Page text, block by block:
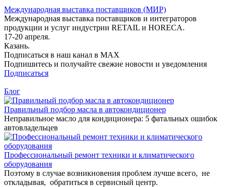
Международная выставка поставщиков (МИР)
Международная выставка поставщиков и интеграторов
продукции и услуг индустрии RETAIL и HORECA.
17-20 апреля.
Казань.
Подписаться в наш канал в MAX
Подпишитесь и получайте свежие новости и уведомления
Подписаться
Блог
Правильный подбор масла в автокондиционер
Неправильное масло для кондиционера: 5 фатальных ошибок
автовладельцев
Профессиональный ремонт техники и климатического
оборудования
Поэтому в случае возникновения проблем лучше всего, не
откладывая, обратиться в сервисный центр.